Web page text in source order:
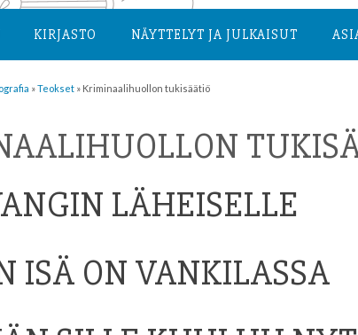
KIRJASTO NÄYTTELYT JA JULKAISUT
»Teokset » Kriminaalihuollon tukisäätiö
LÄHEISELLE
ISÄ ON VANKILASSA